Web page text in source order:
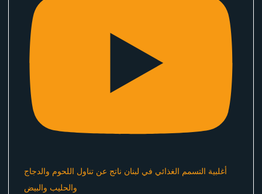
أغلبية التسمم الغذائي في لبنان ناتج عن تناول اللحوم والدجاج
والحليب والبيض